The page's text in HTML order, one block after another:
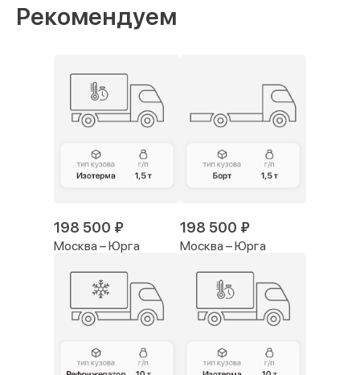
Рекомендуем
198 500 ₽
Москва – Юрга
198 500 ₽
Москва – Юрга